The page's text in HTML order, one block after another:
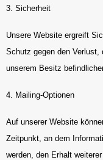
3. Sicherheit
Unsere Website ergreift
Schutz gegen den Verlust,
unserem Besitz
4. Mailing-Optionen
Auf unserer Website
Zeitpunkt, an dem
werden, den Erhalt